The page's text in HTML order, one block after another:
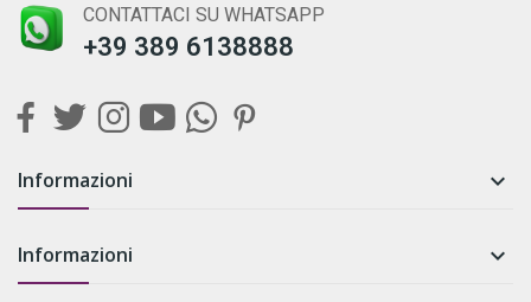
CONTATTACI SU WHATSAPP
+39 389 6138888
Informazioni 
Informazioni 